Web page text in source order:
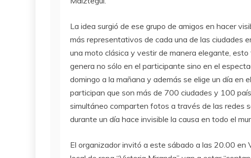
La idea surgió de ese grupo de amigos en hacer
más representativos de cada una de las ciudades
una moto clásica y vestir de manera elegante,
genera no sólo en el participante sino en el
domingo a la mañana y además se elige un día en
participan que son más de 700 ciudades y 100
simultáneo comparten fotos a través de las redes
durante un día hace invisible la causa en todo el
El organizador invitó a este sábado a las 20.00 en